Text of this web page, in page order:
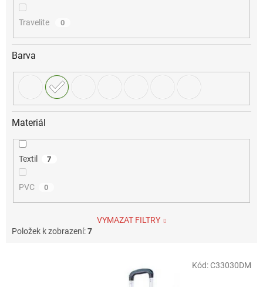
Travelite 0
Barva
Materiál
Textil 7
PVC 0
VYMAZAT FILTRY
Položek k zobrazení:7
Kód:C33030DM